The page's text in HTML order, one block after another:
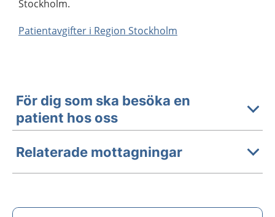
Stockholm.
Patientavgifter i Region Stockholm
För dig som ska besöka en
patient hos oss
Relaterade mottagningar